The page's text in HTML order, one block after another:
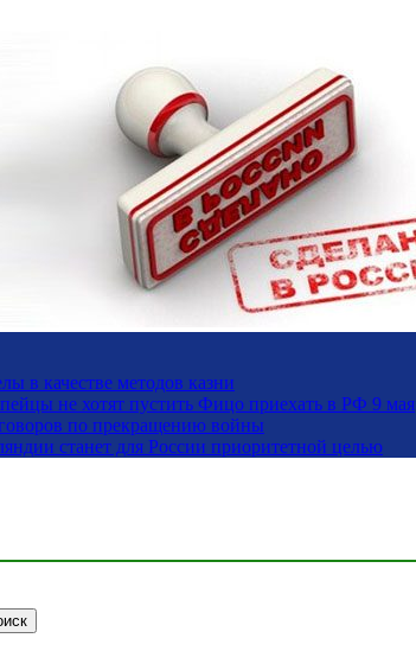
в качестве методов казни
не хотят пустить Фицо приехать в РФ 9 мая
по прекращению войны
станет для России приоритетной целью